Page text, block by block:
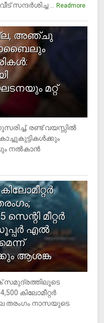
സന്ദര്‍ശിച്ച ...
Readmore
സ്‌ക്രീന്‍
അഞ്ചു
മറ്റ്
രണ്ട് വയസ്സില്‍
നല്‍കാന്‍
മീറ്റര്‍
എല്‍
ആശങ്ക
സമുദ്രത്തിലൂടെ
കിലോമീറ്റര്‍
തരംഗം നാസയുടെ